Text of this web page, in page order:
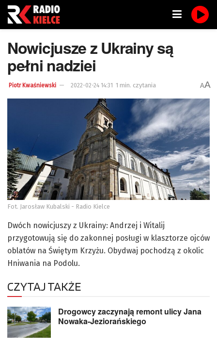
Nowicjusze z Ukrainy są
pełni nadziei
Piotr Kwaśniewski 2022-02-24 14:31 1 min. czytania AA
Fot. Jarosław Kubalski - Radio Kielce
Dwóch nowicjuszy z Ukrainy: Andrzej i Witalij
przygotowują się do zakonnej posługi w klasztorze ojców
oblatów na Świętym Krzyżu. Obydwaj pochodzą z okolic
Hniwania na Podolu.
CZYTAJ TAKŻE
Drogowcy zaczynają remont ulicy Jana
Nowaka-Jeziorańskiego